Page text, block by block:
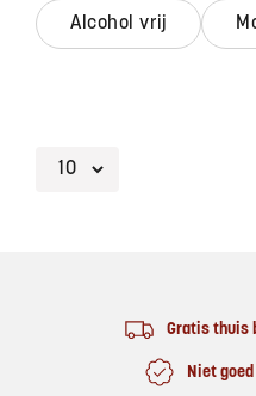
alcohol vrij
Gratis thuis
Niet